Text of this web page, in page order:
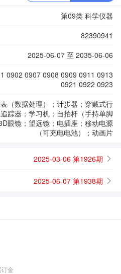
第09类 科学仪器
82390941
2025-06-07 至 2035-06-06
0902 0907 0908 0909 0911 0913
0921 0922 0923
（数据处理）；计步器；穿戴式行
踪器；学习机；自拍杆（手持单脚
眼镜；望远镜；电插座；移动电源
（可充电电池）；动画片
2025-03-06 第1926期
2025-06-07 第1938期
金